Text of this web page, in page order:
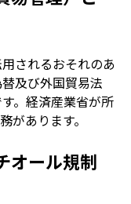
されるおそれのあ
及び外国貿易法
。経済産業省が所
があります。
オール規制